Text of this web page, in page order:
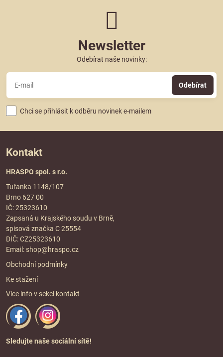
Newsletter
Odebírat naše novinky:
Odebírat
Chci se přihlásit k odběru novinek e-mailem
Kontakt
HRASPO spol. s r.o.
Tuřanka 1148/107
Brno 627 00
IČ: 25323610
Zapsaná u Krajského soudu v Brně,
spisová značka C 25554
DIČ: CZ25323610
Email: shop@hraspo.cz
Obchodní podmínky
Ke stažení
Více info v sekci kontakt
Sledujte naše sociální sítě!